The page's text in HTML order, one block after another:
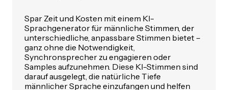
Spar Zeit und Kosten mit einem KI-
Sprachgenerator für männliche Stimmen, der
unterschiedliche, anpassbare Stimmen bietet –
ganz ohne die Notwendigkeit,
Synchronsprecher zu engagieren oder
Samples aufzunehmen. Diese KI-Stimmen sind
darauf ausgelegt, die natürliche Tiefe
männlicher Sprache einzufangen und helfen